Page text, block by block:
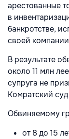
арестованные
в
банкротстве,
своей
В результате
около 11 млн
супруга не
Комратский
Обвиняемому
от 8 до 15